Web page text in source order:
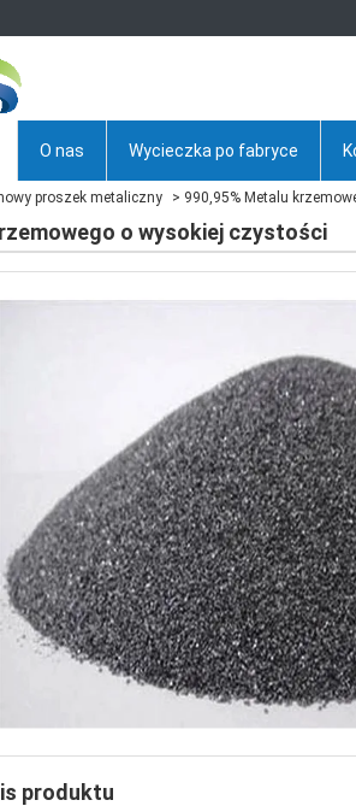
O nas Wycieczka po fabryce
proszek metaliczny 990,95% Metalu
o wysokiej czystości
produktu